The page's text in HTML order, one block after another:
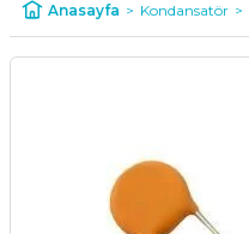
Anasayfa Kondansatör